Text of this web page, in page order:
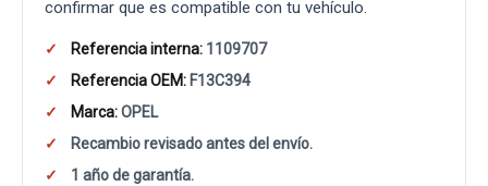
confirmar que es compatible con tu vehículo.
Referencia interna: 1109707
Referencia OEM: F13C394
Marca:OPEL
Recambio revisado antes del envío.
1 año de garantía.